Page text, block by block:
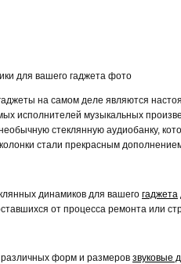
на самом деле являются
исполнителей музыкальных
стеклянную аудиобанку,
стали прекрасным
динамиков для вашего гаджета
от процесса ремонта или
форм и размеров звуковые